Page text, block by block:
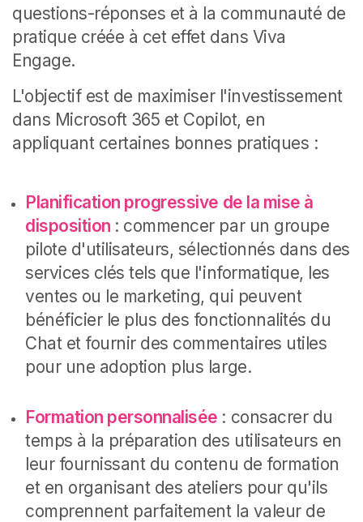
questions-réponses et à la communauté de
pratique créée à cet effet dans Viva
Engage.
L'objectif est de maximiser l'investissement
dans Microsoft 365 et Copilot, en
appliquant certaines bonnes pratiques :
Planification progressive de la mise à
disposition : commencer par un groupe
pilote d'utilisateurs, sélectionnés dans des
services clés tels que l'informatique, les
ventes ou le marketing, qui peuvent
bénéficier le plus des fonctionnalités du
Chat et fournir des commentaires utiles
pour une adoption plus large.
Formation personnalisée : consacrer du
temps à la préparation des utilisateurs en
leur fournissant du contenu de formation
et en organisant des ateliers pour qu'ils
comprennent parfaitement la valeur de